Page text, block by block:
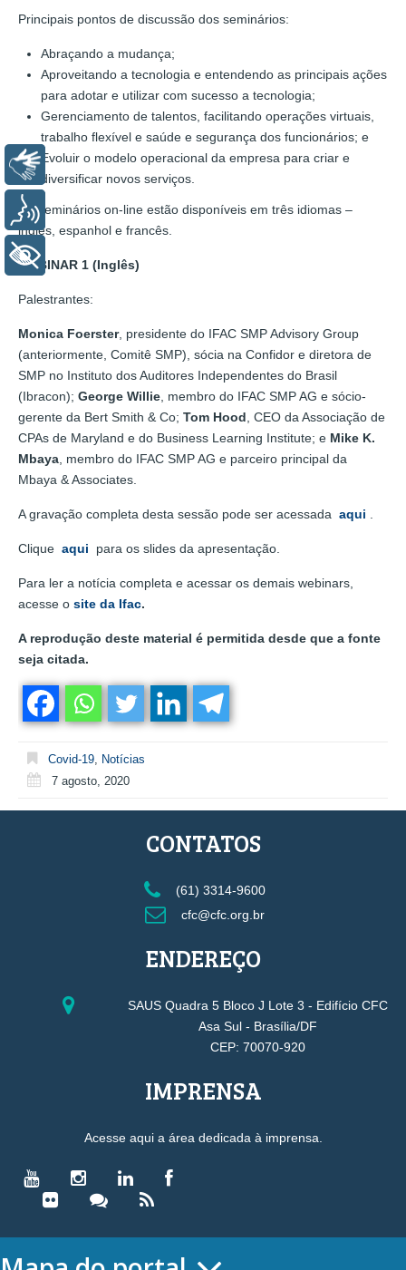
Principais pontos de discussão dos seminários:
Abraçando a mudança;
Aproveitando a tecnologia e entendendo as principais ações
para adotar e utilizar com sucesso a tecnologia;
Gerenciamento de talentos, facilitando operações virtuais,
trabalho flexível e saúde e segurança dos funcionários; e
Evoluir o modelo operacional da empresa para criar e
diversificar novos serviços.
Os seminários on-line estão disponíveis em três idiomas –
inglês, espanhol e francês.
WEBINAR 1 (Inglês)
Palestrantes:
Monica Foerster, presidente do IFAC SMP Advisory Group
(anteriormente, Comitê SMP), sócia na Confidor e diretora de
SMP no Instituto dos Auditores Independentes do Brasil
(Ibracon); George Willie , membro do IFAC SMP AG e sócio-
gerente da Bert Smith & Co; Tom Hood , CEO da Associação de
CPAs de Maryland e do Business Learning Institute; e Mike K.
Mbaya , membro do IFAC SMP AG e parceiro principal da
Mbaya & Associates.
A gravação completa desta sessão pode ser acessada aqui
Clique aqui para os slides da apresentação.
Para ler a notícia completa e acessar os demais webinars,
acesse o site da Ifac.
A reprodução deste material é permitida desde que a fonte
seja citada.
Covid-19, Notícias
7 agosto, 2020
CONTATOS
(61) 3314-9600
cfc@cfc.org.br
ENDEREÇO
SAUS Quadra 5 Bloco J Lote 3 - Edifício CFC
Asa Sul - Brasília/DF
CEP: 70070-920
IMPRENSA
Acesse aqui a área dedicada à imprensa.
Libras
Voz